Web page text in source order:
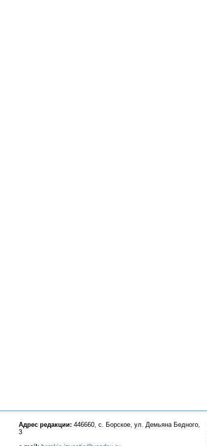
Адрес редакции: 446660, с. Борское, ул. Демьяна Бедного,
3